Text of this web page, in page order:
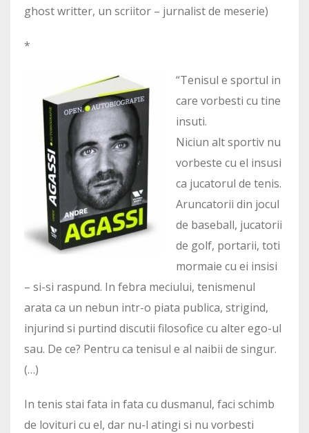
ghost writter, un scriitor – jurnalist de meserie)
*
“Tenisul e sportul in
care vorbesti cu tine
insuti.
Niciun alt sportiv nu
vorbeste cu el insusi
ca jucatorul de tenis.
Aruncatorii din jocul
de baseball, jucatorii
de golf, portarii, toti
mormaie cu ei insisi
– si-si raspund. In febra meciului, tenismenul
arata ca un nebun intr-o piata publica, strigind,
injurind si purtind discutii filosofice cu alter ego-ul
sau. De ce? Pentru ca tenisul e al naibii de singur.
(…)
In tenis stai fata in fata cu dusmanul, faci schimb
de lovituri cu el, dar nu-l atingi si nu vorbesti